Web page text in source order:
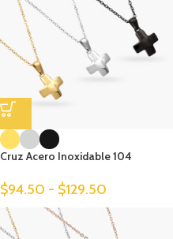
Cruz Acero Inoxidable 104
$94.50 - $129.50